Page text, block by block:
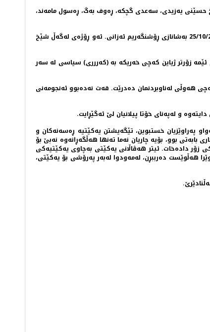
حسێنی یەزیدی، سەعدی گچکە، ڕەوف بەگ، ڕەسول مامەند،
ئەو شەوەی لەکونە گورگ 25/12/1977 هەوڵی کوشتنیان داین بەشایی شۆڕشگێڕانم دەزانی، ئەو ڕۆژەی دوو خۆکوژ خۆیان پیا تەقاندمەوە لە 25/10/2005 بەشانازی ڕۆشنگەریم ئەزانی. ئەو ڕۆژەی لەگەڵ شێخ
زۆرتر ژیاین کەچی خەریکە بە (کەررری) سیاسی لە سەر
هەوڵی لەناوبردنمان دەدرێت. قەت نەدەبوو ئەنجومەنی
و لەپەنای خۆتا پیلانیان لێ ئەگێڕایت.
پەراوێزیان خستبوین، تێگەیشتن یەکێتیە ڕەسەنەکان و
بوو، بۆیە چاریان نەما تەنها هەڵگەڕانەوە نەبێ بۆ
زۆر دادەخات. ئیتر هەڤاڵانی یەکێتی بەچاوی یەکێتیەکی
هەڵوێست دەرببڕن، لەمەودوا لەبەر پەرۆشی بۆ یەکێتی،